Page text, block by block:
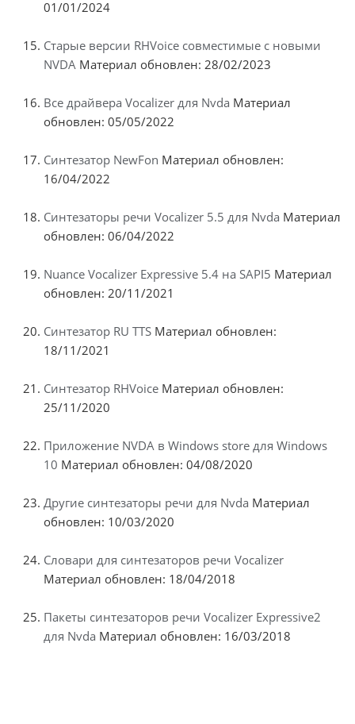
01/01/2024
Старые версии RHVoice совместимые с новыми
NVDA Материал обновлен: 28/02/2023
Все драйвера Vocalizer для Nvda Материал
обновлен: 05/05/2022
Синтезатор NewFon Материал обновлен:
16/04/2022
Синтезаторы речи Vocalizer 5.5 для Nvda Материал
обновлен: 06/04/2022
Nuance Vocalizer Expressive 5.4 на SAPI5 Материал
обновлен: 20/11/2021
Синтезатор RU TTS Материал обновлен:
18/11/2021
Синтезатор RHVoice Материал обновлен:
25/11/2020
Приложение NVDA в Windows store для Windows
10 Материал обновлен: 04/08/2020
Другие синтезаторы речи для Nvda Материал
обновлен: 10/03/2020
Словари для синтезаторов речи Vocalizer
Материал обновлен: 18/04/2018
Пакеты синтезаторов речи Vocalizer Expressive2
для Nvda Материал обновлен: 16/03/2018